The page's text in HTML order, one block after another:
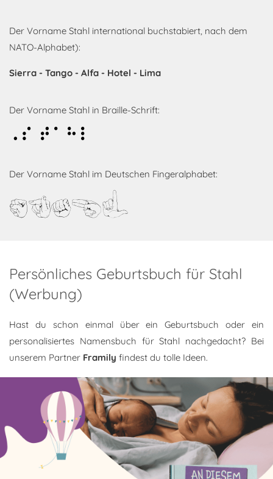
Der Vorname Stahl international buchstabiert, nach dem
NATO-Alphabet):
Sierra - Tango - Alfa - Hotel - Lima
Der Vorname Stahl in Braille-Schrift:
Stahl
Der Vorname Stahl im Deutschen Fingeralphabet:
Stahl
Persönliches Geburtsbuch für Stahl
(Werbung)
Hast du schon einmal über ein Geburtsbuch oder ein
personalisiertes Namensbuch für Stahl nachgedacht? Bei
unserem Partner Framily findest du tolle Ideen.